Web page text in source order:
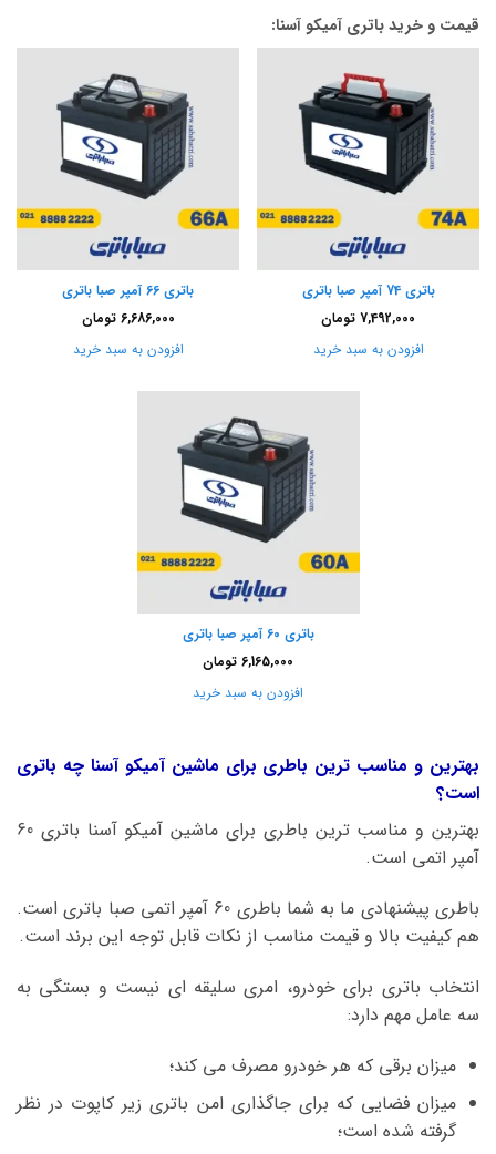
قیمت و خرید باتری آمیکو آسنا:
باتری 74 آمپر صبا باتری
7,492,000 تومان
افزودن به سبد خرید
باتری 66 آمپر صبا باتری
6,686,000 تومان
افزودن به سبد خرید
باتری 60 آمپر صبا باتری
6,165,000 تومان
افزودن به سبد خرید
بهترین و مناسب ترین باطری برای ماشین آمیکو آسنا چه باتری
است؟
بهترین و مناسب ترین باطری برای ماشین آمیکو آسنا باتری 60
آمپر اتمی است.
باطری پیشنهادی ما به شما باطری 60 آمپر اتمی صبا باتری است.
هم کیفیت بالا و قیمت مناسب از نکات قابل توجه این برند است.
انتخاب باتری برای خودرو، امری سلیقه ای نیست و بستگی به
سه عامل مهم دارد:
میزان برقی که هر خودرو مصرف می کند؛
میزان فضایی که برای جاگذاری امن باتری زیر کاپوت در نظر
گرفته شده است؛